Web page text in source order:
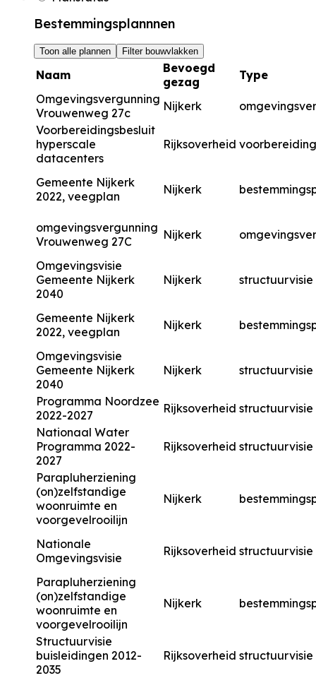
Bestemmingsplannnen
Toon alle plannen Filter bouwvlakken
Naam
Bevoegd
gezag
Type
Omgevingsvergunning
Vrouwenweg 27c
Nijkerk
Voorbereidingsbesluit
hyperscale
datacenters
Rijksoverheid
Gemeente Nijkerk
2022, veegplan
Nijkerk
omgevingsvergunning
Vrouwenweg 27C
Nijkerk
Omgevingsvisie
Gemeente Nijkerk
2040
Nijkerk structuurvisie
Gemeente Nijkerk
2022, veegplan
Nijkerk
Omgevingsvisie
Gemeente Nijkerk
2040
Nijkerk structuurvisie
Programma Noordzee
2022-2027
Rijksoverheid structuurvisie
Nationaal Water
Programma 2022-
2027
Rijksoverheid structuurvisie
Parapluherziening
(on)zelfstandige
woonruimte en
voorgevelrooilijn
Nijkerk
Nationale
Omgevingsvisie
Rijksoverheid structuurvisie
Parapluherziening
(on)zelfstandige
woonruimte en
voorgevelrooilijn
Nijkerk
Structuurvisie
buisleidingen 2012-
2035
Rijksoverheid structuurvisie